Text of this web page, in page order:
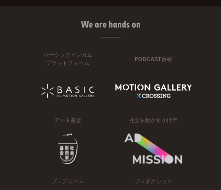
We are hands on
ベーシックインカム
プラットフォーム
PODCAST番組
アート基金 社会を動かすかけ声
プロデュース プロダクション